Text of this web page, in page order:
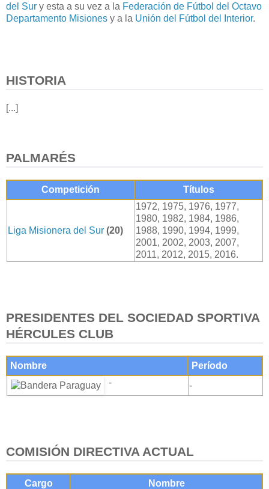
del Sur y esta a su vez a la Federación de Fútbol del Octavo
Departamento Misiones y a la Unión del Fútbol del Interior.
HISTORIA
[...]
PALMARÉS
Competición Títulos
Liga Misionera del Sur (20)
1972, 1975, 1976, 1977,
1980, 1982, 1984, 1986,
1988, 1990, 1994, 1999,
2001, 2002, 2003, 2007,
2011, 2012, 2015, 2016.
PRESIDENTES DEL SOCIEDAD SPORTIVA
HÉRCULES CLUB
Nombre
Período
-
-
COMISIÓN DIRECTIVA ACTUAL
Cargo
Nombre